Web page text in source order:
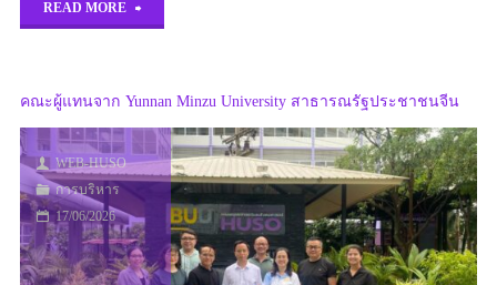
READ MORE "ผู้
ศูนย์
การ
สอน
ภาษา
คณะผู้แทนจาก Yunnan Minzu University สาธารณรัฐประชาชนจีน
WEB-HUSO
การบริหาร
17/06/2026